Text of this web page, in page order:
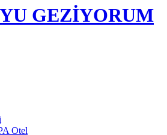
GEZİYORUM
Otel